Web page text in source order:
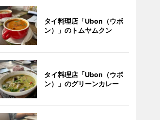
タイ料理店「Ubon（ウボ
ン）」のトムヤムクン
タイ料理店「Ubon（ウボ
ン）」のグリーンカレー